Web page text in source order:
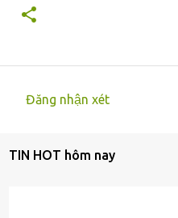
ậ
Đăng nhận xét
TIN HOT hôm nay